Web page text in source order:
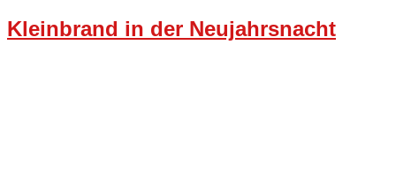
Kleinbrand in der Neujahrsnacht